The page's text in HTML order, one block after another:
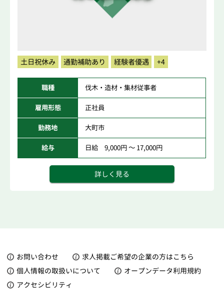
土日祝休み 通勤補助あり 経験者優遇 +4
職種 伐木・造材・集材従事者
雇用形態 正社員
勤務地 大町市
給与 日給 9,000円 ～ 17,000円
詳しく見る
お問い合わせ
求人掲載ご希望の企業の方はこちら
個人情報の取扱いについて
オープンデータ利用規約
アクセシビリティ